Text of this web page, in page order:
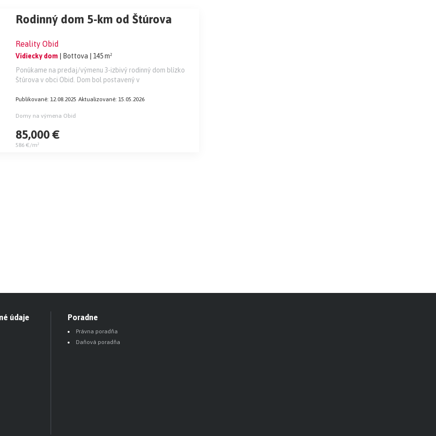
Rodinný dom 5-km od Štúrova
Reality Obid
Vidiecky dom | Bottova
| 145 m²
Ponúkame na predaj/výmenu 3-izbivý rodinný dom blízko
Štúrova v obci Obid. Dom bol postavený v
Publikované: 12.08.2025 Aktualizované: 15.05.2026
Domy na výmena Obid
85,000 €
586 €/m²
údaje Poradne
Právna poradňa
Daňová poradňa